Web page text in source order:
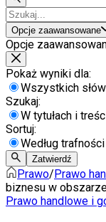
Opcje zaawansowane
Opcje
Pokaż wyniki dla:
Wszystkich słów
Szukaj:
W tytułach i
Sortuj:
Według trafności
Zatwierdź
Prawo/Prawo
biznesu w
Prawo handlowe i